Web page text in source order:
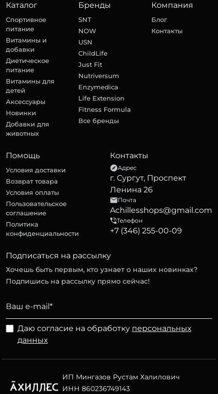
Каталог
Спортивное
питание
Витамины и
добавки
Диетическое
питание
Витамины для
детей
Аксессуары
Новинки
Добавки для
животных
Бренды
SNT
NOW
USN
ChildLife
Just Fit
Nutriversum
Enzymedica
Life Extension
Fitness Formula
Все бренды
Компания
Блог
Контакты
Помощь
Условия доставки
Возврат товара
Условия оплаты
Пользовательское
соглашение
Политика
конфиденциальности
Контакты
Адрес
г. Сургут, Проспект
Ленина 26
Почта
Achillesshops@gmail.com
Телефон
+7 (346) 255-00-09
Подписаться на рассылку
Хочешь быть первым, кто узнает о наших новинках?
Подпишись на рассылку прямо сейчас!
Даю согласие на обработку персональных
данных
ИП Мингазов Рустам Халилович
ИНН 860236749143